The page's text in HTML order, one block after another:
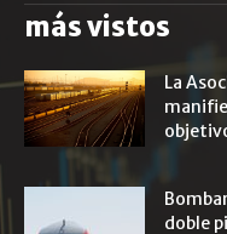
más vistos
La
doble